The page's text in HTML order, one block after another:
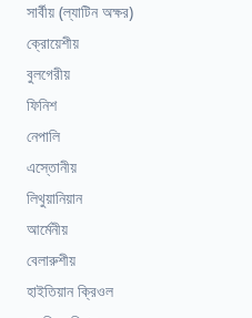
সার্বীয় (ল্যাটিন অক্ষর)
ক্রোয়েশীয়
বুলগেরীয়
ফিনিশ
নেপালি
এস্তোনীয়
লিথুয়ানিয়ান
আর্মেনীয়
বেলারুশীয়
হাইতিয়ান ক্রিওল